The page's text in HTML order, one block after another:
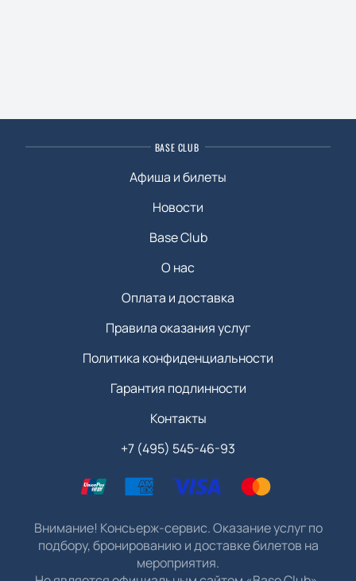
BASE CLUB
Афиша и билеты
Новости
Base Club
О нас
Оплата и доставка
Правила оказания услуг
Политика конфиденциальности
Гарантия подлинности
Контакты
+7 (495) 545-46-93
Внимание! Консьерж-сервис. Оказание услуг по
подбору, бронированию и доставке билетов на
мероприятия.